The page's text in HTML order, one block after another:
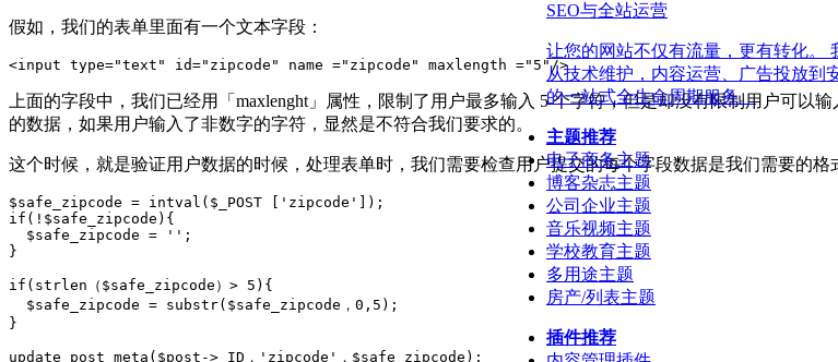
SEO与全站运营
让您的网站不仅有流量，更有转化。
从技术维护，内容运营、广告投放到
的一站式全生命周期服务。
主题推荐
电子商务主题
博客杂志主题
公司企业主题
音乐视频主题
学校教育主题
多用途主题
房产/列表主题
插件推荐
假如，我们的表单里面有一个文本字段：
<input type="text " id=" zipcode " name =" zipcode " maxlength =" 5 "/>
上面的字段中，我们已经用「maxlenght」属性，限制了用户最多输入 5 个字符，但是却没有限制用户可以
的数据，如果用户输入了非数字的字符，显然是不符合我们要求的。
这个时候，就是验证用户数据的时候，处理表单时，我们需要检查用户提交的每个字段数据是我们需要的格
$safe_zipcode = intval ( $_POST 'zipcode' ) ;
if ( ! $safe_zipcode ) {
$safe_zipcode = '' ;
}
if ( strlen（ $safe_zipcode ） > 5 ) {
$safe_zipcode = substr( $safe_zipcode ， 0 , 5 ) ;
}
update_post_meta ( $post -> ID ， 'zipcode' ， $safe_zipcode ) ;